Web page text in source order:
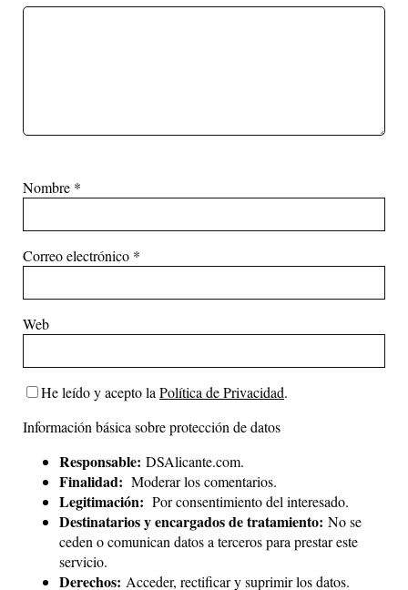
Nombre *
Correo electrónico *
Web
He leído y acepto laPolítica de Privacidad.
Información básica sobre protección de datos
Responsable: DSAlicante.com.
Finalidad: Moderar los comentarios.
Legitimación: Por consentimiento del interesado.
Destinatarios y encargados de tratamiento: No se
ceden o comunican datos a terceros para prestar este
servicio.
Derechos: Acceder, rectificar y suprimir los datos.